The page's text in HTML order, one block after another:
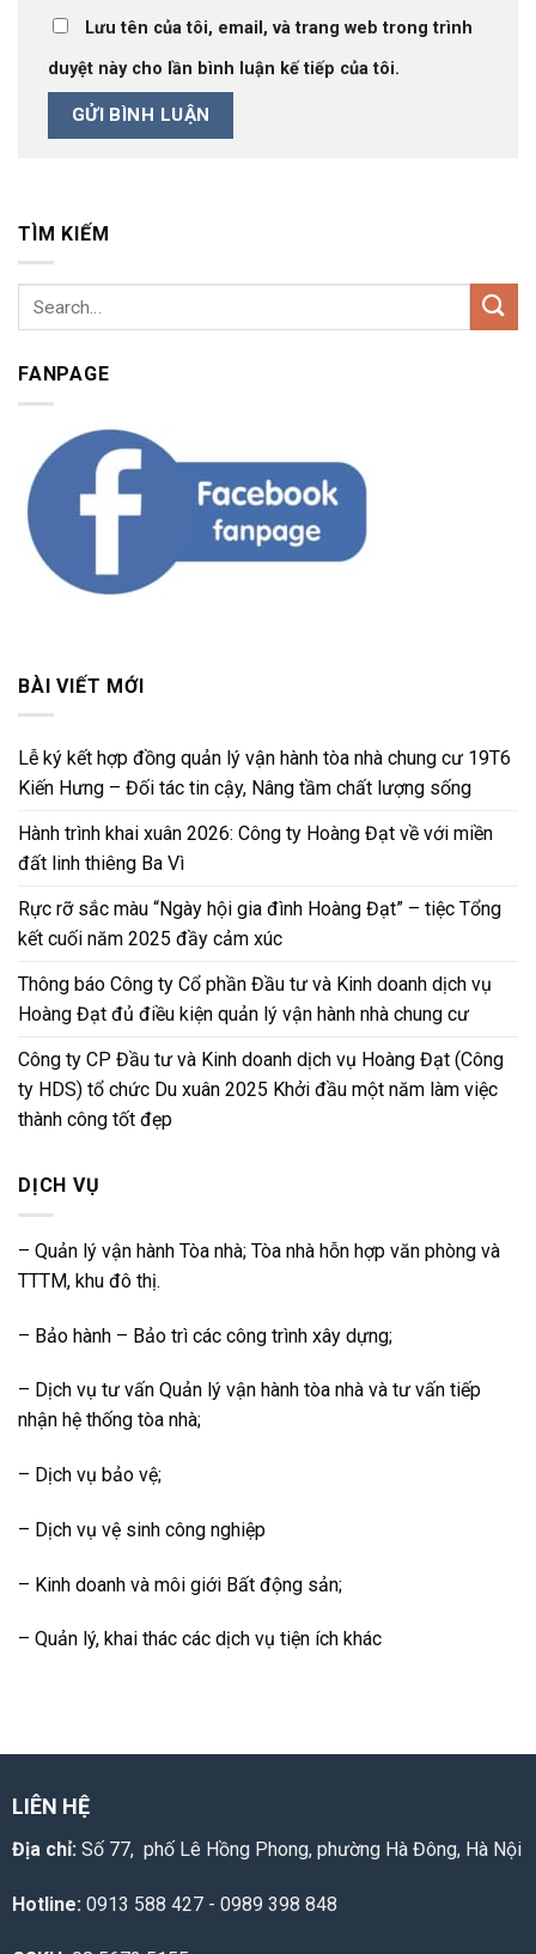
Lưu tên của tôi, email, và trang web trong trình
duyệt này cho lần bình luận kế tiếp của tôi.
TÌM KIẾM
FANPAGE
BÀI VIẾT MỚI
Lễ ký kết hợp đồng quản lý vận hành tòa nhà chung cư 19T6
Kiến Hưng – Đối tác tin cậy, Nâng tầm chất lượng sống
Hành trình khai xuân 2026: Công ty Hoàng Đạt về với miền
đất linh thiêng Ba Vì
Rực rỡ sắc màu “Ngày hội gia đình Hoàng Đạt” – tiệc Tổng
kết cuối năm 2025 đầy cảm xúc
Thông báo Công ty Cổ phần Đầu tư và Kinh doanh dịch vụ
Hoàng Đạt đủ điều kiện quản lý vận hành nhà chung cư
Công ty CP Đầu tư và Kinh doanh dịch vụ Hoàng Đạt (Công
ty HDS) tổ chức Du xuân 2025 Khởi đầu một năm làm việc
thành công tốt đẹp
DỊCH VỤ
– Quản lý vận hành Tòa nhà; Tòa nhà hỗn hợp văn phòng và
TTTM, khu đô thị.
– Bảo hành – Bảo trì các công trình xây dựng;
– Dịch vụ tư vấn Quản lý vận hành tòa nhà và tư vấn tiếp
nhận hệ thống tòa nhà;
– Dịch vụ bảo vệ;
– Dịch vụ vệ sinh công nghiệp
– Kinh doanh và môi giới Bất động sản;
– Quản lý, khai thác các dịch vụ tiện ích khác
LIÊN HỆ
Địa chỉ: Số 77, phố Lê Hồng Phong, phường Hà Đông, Hà Nội
Hotline: 0913 588 427 - 0989 398 848